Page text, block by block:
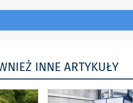
INNE ARTYKUŁY